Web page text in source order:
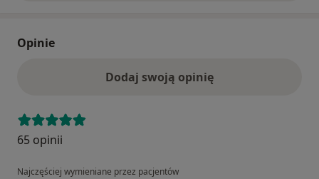
Opinie
Dodaj swoją opinię
65 opinii
Najczęściej wymieniane przez pacjentów